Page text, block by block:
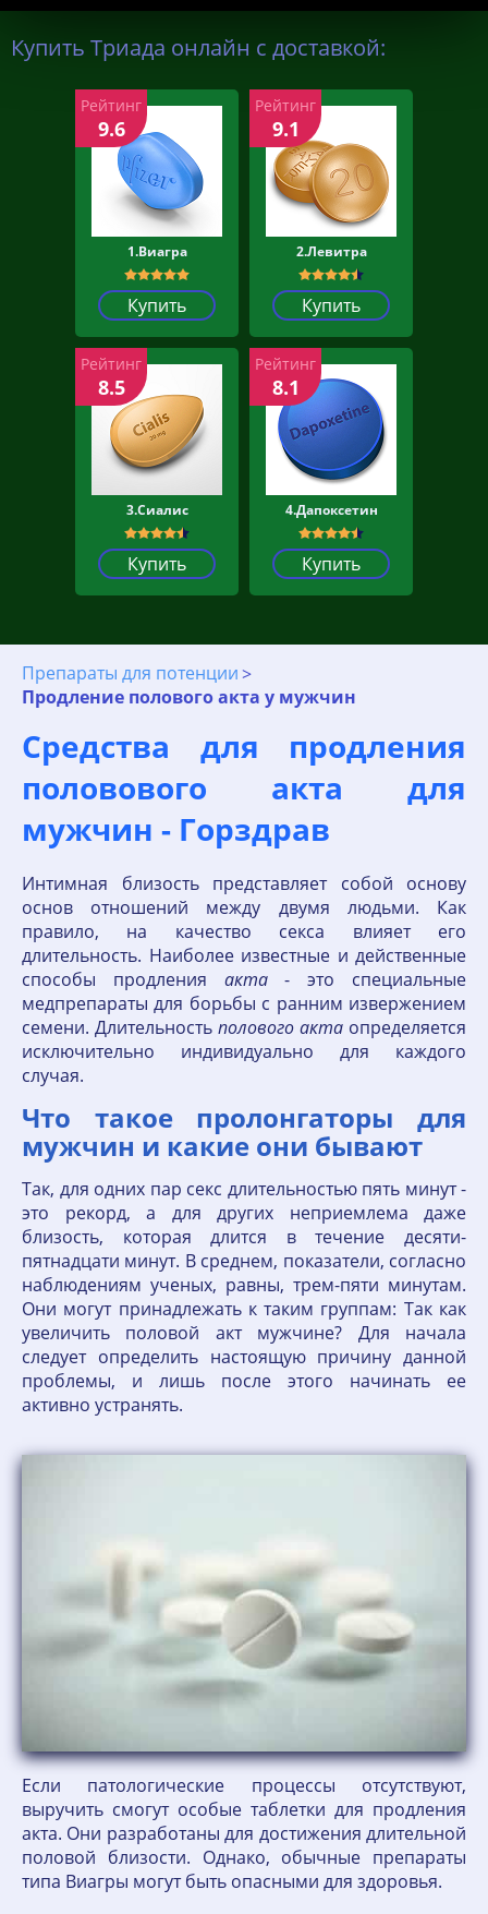
Купить Триада онлайн с доставкой:
1.Виагра
Купить
Рейтинг
9.6
2.Левитра
Купить
Рейтинг
9.1
3.Сиалис
Купить
Рейтинг
8.5
4.Дапоксетин
Купить
Рейтинг
8.1
Препараты для потенции
Продление полового акта у мужчин
Средства для продления
половового акта для
мужчин - Горздрав
Интимная близость представляет собой основу
основ отношений между двумя людьми. Как
правило, на качество секса влияет его
длительность. Наиболее известные и действенные
способы продления акта- это специальные
медпрепараты для борьбы с ранним извержением
семени. Длительность полового акта определяется
исключительно индивидуально для каждого
случая.
Что такое пролонгаторы для
мужчин и какие они бывают
Так, для одних пар секс длительностью пять минут -
это рекорд, а для других неприемлема даже
близость, которая длится в течение десяти-
пятнадцати минут. В среднем, показатели, согласно
наблюдениям ученых, равны, трем-пяти минутам.
Они могут принадлежать к таким группам: Так как
увеличить половой акт мужчине? Для начала
следует определить настоящую причину данной
проблемы, и лишь после этого начинать ее
активно устранять.
Если патологические процессы отсутствуют,
выручить смогут особые таблетки для продления
акта. Они разработаны для достижения длительной
половой близости. Однако, обычные препараты
типа Виагры могут быть опасными для здоровья.